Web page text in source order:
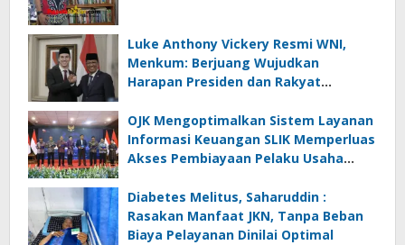
Luke Anthony Vickery Resmi WNI,
Menkum: Berjuang Wujudkan
Harapan Presiden dan Rakyat
OJK Mengoptimalkan Sistem Layanan
Informasi Keuangan SLIK Memperluas
Akses Pembiayaan Pelaku Usaha
Diabetes Melitus, Saharuddin :
Rasakan Manfaat JKN, Tanpa Beban
Biaya Pelayanan Dinilai Optimal